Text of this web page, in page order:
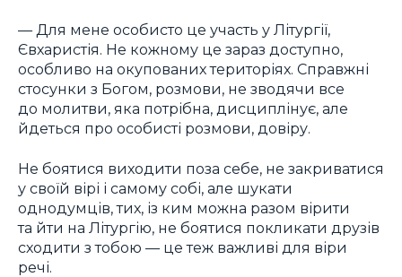
— Для мене особисто це участь у Літургії,
Євхаристія. Не кожному це зараз доступно,
особливо на окупованих територіях. Справжні
стосунки з Богом, розмови, не зводячи все
до молитви, яка потрібна, дисциплінує, але
йдеться про особисті розмови, довіру.
Не боятися виходити поза себе, не закриватися
у своїй вірі і самому собі, але шукати
однодумців, тих, із ким можна разом вірити
та йти на Літургію, не боятися покликати друзів
сходити з тобою — це теж важливі для віри
речі.